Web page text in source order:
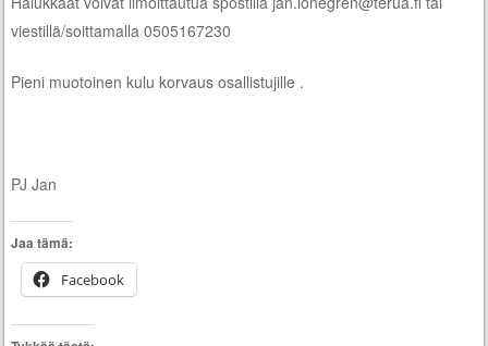
viestillä/soittamalla 0505167230
Pieni muotoinen kulu korvaus osallistujille .
PJ Jan
Jaa tämä:
Facebook